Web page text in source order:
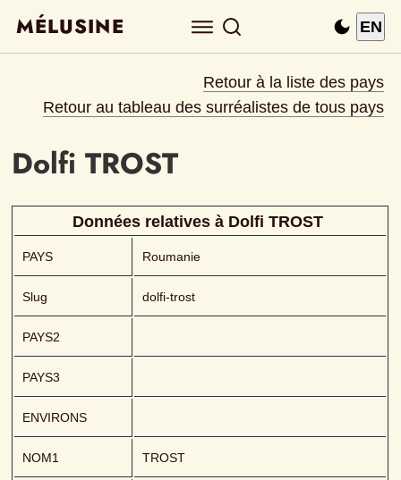
MÉLUSINE EN
Retour à la liste des pays
Retour au tableau des surréalistes de tous pays
Dolfi TROST
Données relatives à Dolfi TROST
PAYS Roumanie
Slug dolfi-trost
PAYS2
PAYS3
ENVIRONS
NOM1 TROST